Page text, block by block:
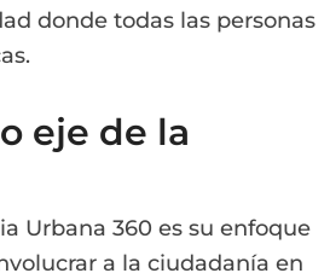
donde todas las personas
eje de la
Urbana 360 es su enfoque
a la ciudadanía en